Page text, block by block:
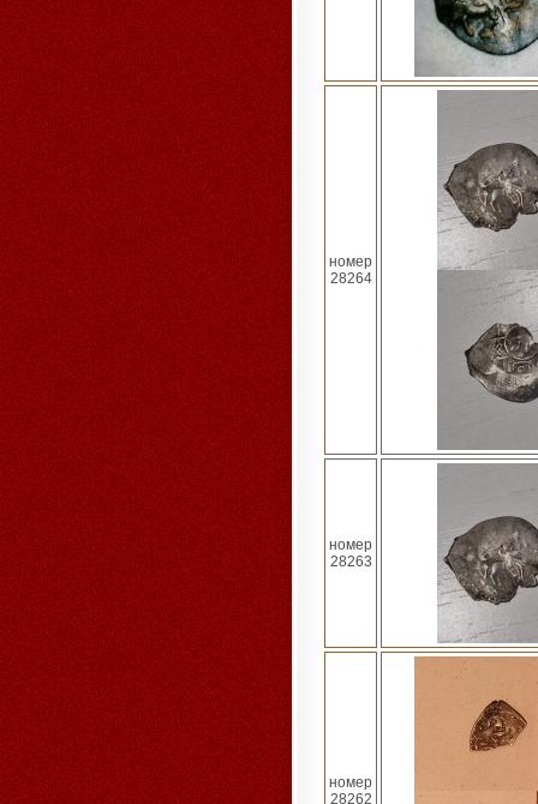
номер
28264
номер
28263
номер
28262